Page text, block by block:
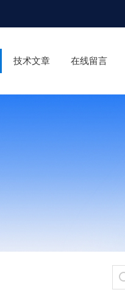
技术文章 在线留言